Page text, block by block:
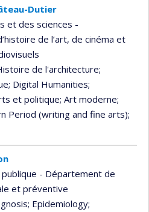
Dutier
et des sciences -
de l’art, de cinéma et
de l'architecture;
; Digital Humanities;
et politique; Art moderne;
Period (writing and fine arts);
- Département de
et préventive
; Epidemiology;